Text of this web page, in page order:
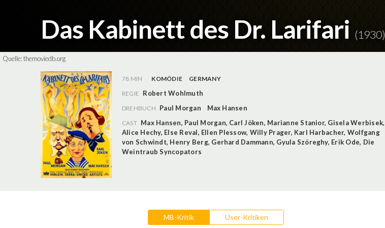
Das Kabinett des Dr. Larifari (1930)
Quelle:themoviedb.org
78 MIN KOMÖDIE
GERMANY
REGIE Robert Wohlmuth
DREHBUCH Paul Morgan Max Hansen
CAST Max Hansen, Paul Morgan, Carl Jöken, Marianne Stanior, Gisela Werbisek,
Alice Hechy, Else Reval, Ellen Plessow, Willy Prager, Karl Harbacher, Wolfgang
von Schwindt, Henry Berg, Gerhard Dammann, Gyula Szöreghy, Erik Ode, Die
Weintraub Syncopators
MB-Kritik User-Kritiken